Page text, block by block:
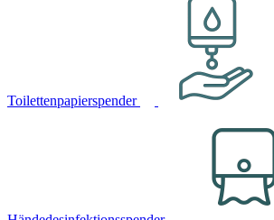
Toilettenpapierspender